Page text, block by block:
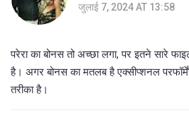
जुलाई 7, 2024 AT 13:58
परेरा का बोनस तो अच्छा लगा, पर इतने सारे
है। अगर बोनस का मतलब है एक्सीप्शनल
तरीका है।